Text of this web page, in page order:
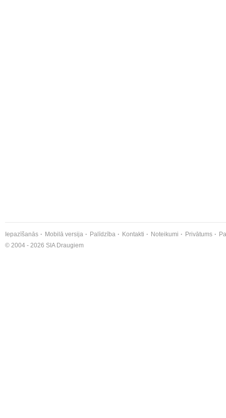
Iepazīšanās Mobilā versija Palīdzība Kontakti Noteikumi Privātums
© 2004 - 2026 SIA Draugiem